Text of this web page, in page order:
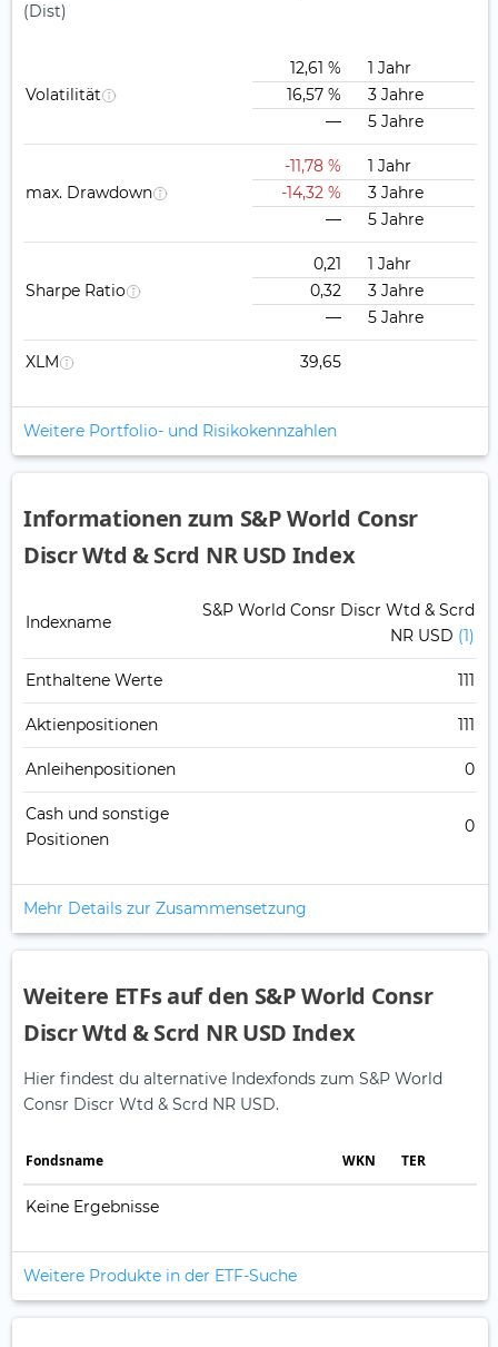
(Dist)
Volatilität
12,61 %
1 Jahr
16,57 %
3 Jahre
—
5 Jahre
max. Drawdown
-11,78 %
1 Jahr
-14,32 %
3 Jahre
—
5 Jahre
Sharpe Ratio
0,21
1 Jahr
0,32
3 Jahre
—
5 Jahre
XLM 39,65
Weitere Portfolio- und Risikokennzahlen
Informationen zum S&P World Consr
Discr Wtd & Scrd NR USD Index
Indexname
S&P World Consr Discr Wtd & Scrd
NR USD (1)
Enthaltene Werte 111
Aktienpositionen 111
Anleihenpositionen 0
Cash und sonstige
Positionen
0
Mehr Details zur Zusammensetzung
Weitere ETFs auf den S&P World Consr
Discr Wtd & Scrd NR USD Index
Hier findest du alternative Indexfonds zum S&P World
Consr Discr Wtd & Scrd NR USD.
Fonds­name WKN TER
Keine Ergebnisse
Weitere Produkte in der ETF-Suche